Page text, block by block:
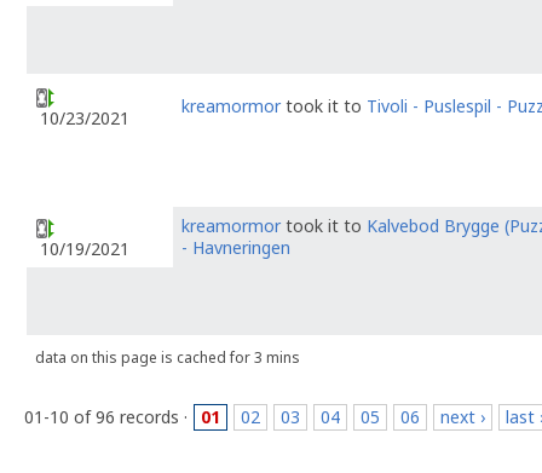
10/23/2021 kreamormortook it to Tivoli - Puslespil -
10/19/2021
kreamormor took it to Kalvebod Brygge
- Havneringen
data on this page is cached for 3 mins
01-10 of 96 records · 01 02 03 04 05 06 next › last